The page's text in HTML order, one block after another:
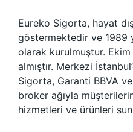
Eureko Sigorta, hayat
göstermektedir ve 1989
olarak kurulmuştur. Ekim
almıştır. Merkezi
Sigorta, Garanti BBVA
broker ağıyla
hizmetleri ve ürünleri